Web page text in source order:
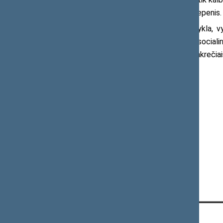
visų gyventojų sveikatą,“– pažymi D. Kepenis.
Kiekviena universitetinė aukštoji mokykla,
ekonominio augimo, sveikos aplinkos,
aktyviai bendradarbiauti pradedant